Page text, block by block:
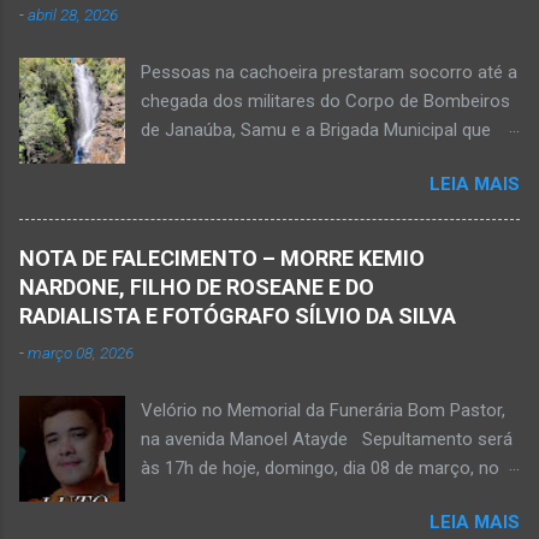
do Suporte Aéreo Avançado de Vida (SAAV)
para unidade hospi...
-abril 28, 2026
Pessoas na cachoeira prestaram socorro até a
chegada dos militares do Corpo de Bombeiros
de Janaúba, Samu e a Brigada Municipal que
resistiu e foi a óbito Foto álbum pessoal Kauan
Pereira Alves publicou em sua rede social a
foto em que apreciava a Cachoeira Maria Rosa,
em Mato Verde, pouco tempo antes de se
afogar e depois vir a óbito nesta terça-feira, dia
socorrem estudante que se afogou em
cachoeira em Mato Verde nesta terça-feira, dia
28 de abril de 2026. Adolescente não resistiu e
– O que seria um dia de lazer, de conhecimento
LEIA MAIS
NOTA DE FALECIMENTO – MORRE KEMIO
NARDONE, FILHO DE ROSEANE E DO
RADIALISTA E FOTÓGRAFO SÍLVIO DA SILVA
-março 08, 2026
Velório no Memorial da Funerária Bom Pastor,
na avenida Manoel Atayde Sepultamento será
às 17h de hoje, domingo, dia 08 de março, no
da rodovia MG-401, saída de Janaúba paraLEIA MAIS